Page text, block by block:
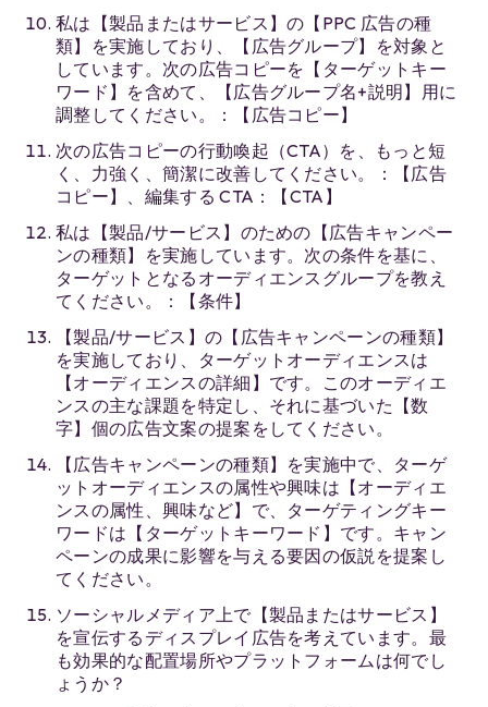
私は【製品またはサービス】の【PPC 広告の種
類】を実施しており、【広告グループ】を対象と
しています。次の広告コピーを【ターゲットキー
ワード】を含めて、【広告グループ名+説明】用に
調整してください。：【広告コピー】
次の広告コピーの行動喚起（CTA）を、もっと短
く、力強く、簡潔に改善してください。：【広告
コピー】、編集する CTA：【CTA】
私は【製品/サービス】のための【広告キャンペー
ンの種類】を実施しています。次の条件を基に、
ターゲットとなるオーディエンスグループを教え
てください。：【条件】
【製品/サービス】の【広告キャンペーンの種類】
を実施しており、ターゲットオーディエンスは
【オーディエンスの詳細】です。このオーディエ
ンスの主な課題を特定し、それに基づいた【数
字】個の広告文案の提案をしてください。
【広告キャンペーンの種類】を実施中で、ターゲ
ットオーディエンスの属性や興味は【オーディエ
ンスの属性、興味など】で、ターゲティングキー
ワードは【ターゲットキーワード】です。キャン
ペーンの成果に影響を与える要因の仮説を提案し
てください。
ソーシャルメディア上で【製品またはサービス】
を宣伝するディスプレイ広告を考えています。最
も効果的な配置場所やプラットフォームは何でし
ょうか？